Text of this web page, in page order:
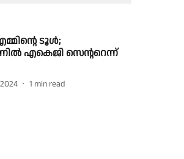
ടൂൾ;
എകെജി സെൻ്ററെന്ന്
1 min read